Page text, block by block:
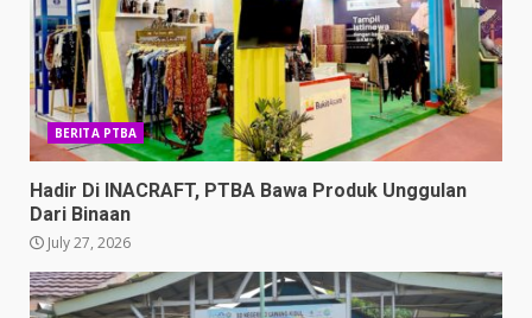
BERITA PTBA
Hadir Di INACRAFT, PTBA Bawa Produk Unggulan
Dari Binaan
July 27, 2026